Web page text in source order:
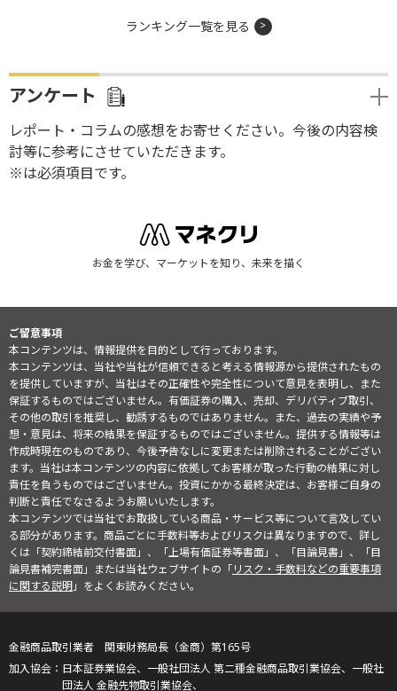
ランキング一覧を見る
アンケート
レポート・コラムの感想をお寄せください。今後の内容検
討等に参考にさせていただきます。
※は必須項目です。
お金を学び、マーケットを知り、未来を描く
ご留意事項
本コンテンツは、情報提供を目的として行っております。
本コンテンツは、当社や当社が信頼できると考える情報源から提供されたもの
を提供していますが、当社はその正確性や完全性について意見を表明し、また
保証するものではございません。有価証券の購入、売却、デリバティブ取引、
その他の取引を推奨し、勧誘するものではありません。また、過去の実績や予
想・意見は、将来の結果を保証するものではございません。提供する情報等は
作成時現在のものであり、今後予告なしに変更または削除されることがござい
ます。当社は本コンテンツの内容に依拠してお客様が取った行動の結果に対し
責任を負うものではございません。投資にかかる最終決定は、お客様ご自身の
判断と責任でなさるようお願いいたします。
本コンテンツでは当社でお取扱している商品・サービス等について言及してい
る部分があります。商品ごとに手数料等およびリスクは異なりますので、詳し
くは「契約締結前交付書面」、「上場有価証券等書面」、「目論見書」、「目
論見書補完書面」または当社ウェブサイトの「リスク・手数料などの重要事項
に関する説明」をよくお読みください。
金融商品取引業者 関東財務局長（金商）第165号
日本証券業協会、一般社団法人 第二種金融商品取引業協会、一般社
団法人 金融先物取引業協会、